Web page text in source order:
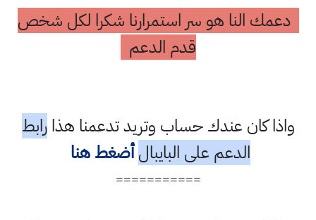
دعمك النا هو سر استمرارنا شكرا لكل شخص
قدم الدعم
واذا كان عندك حساب وتريد تدعمنا هذارابط
الدعم على البايبال أضغط هنا
===========